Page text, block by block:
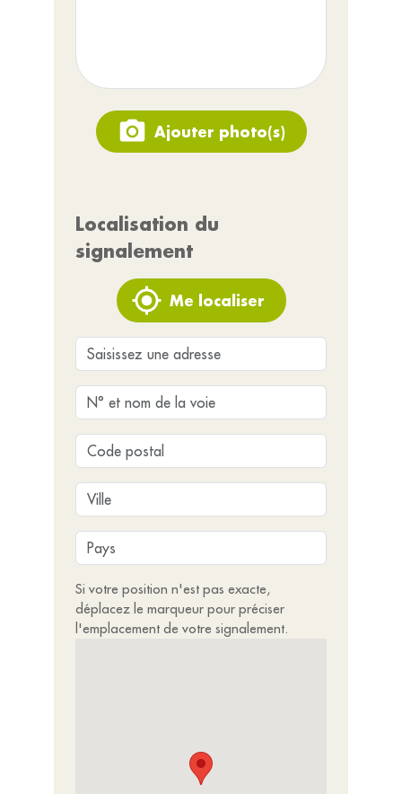
Ajouter photo(s)
Localisation du
signalement
Me localiser
Si votre position n'est pas exacte,
déplacez le marqueur pour préciser
l'emplacement de votre signalement.